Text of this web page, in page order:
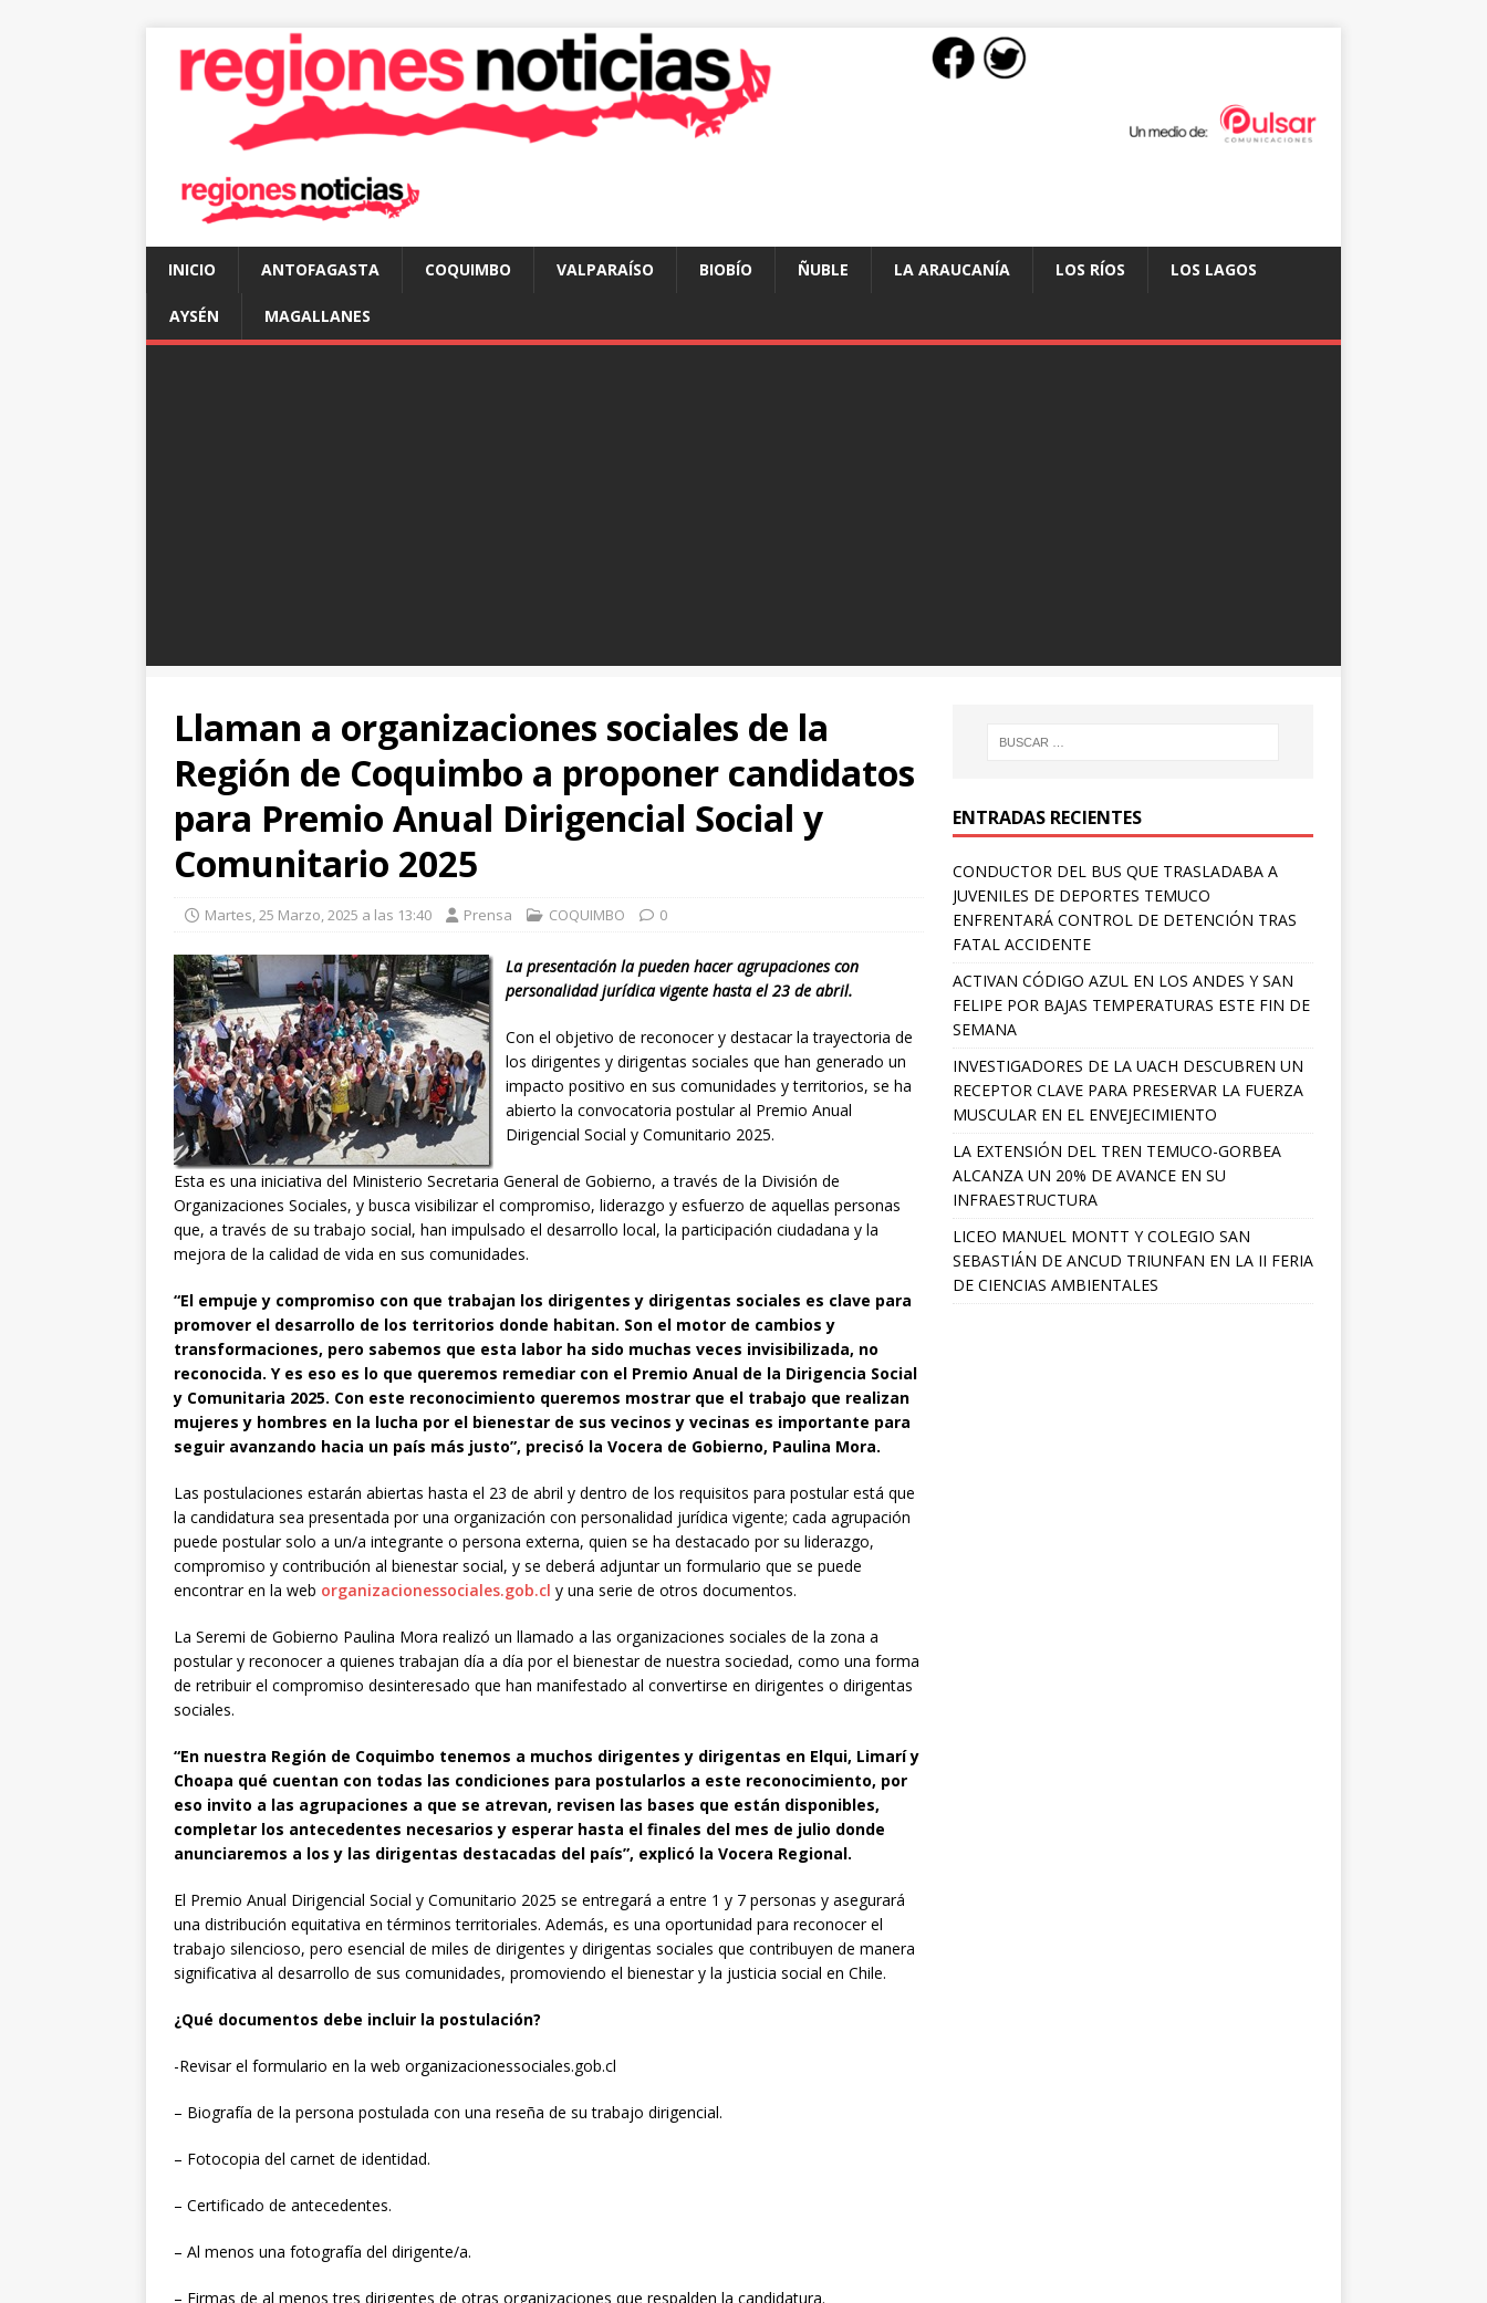
INICIO ANTOFAGASTA COQUIMBO VALPARAÍSO BIOBÍO ÑUBLE LA ARAUCANÍA LOS RÍOS LOS LAGOS
AYSÉN MAGALLANES
Llaman a organizaciones sociales de la
Región de Coquimbo a proponer candidatos
para Premio Anual Dirigencial Social y
Comunitario 2025
Martes, 25 Marzo, 2025 a las 13:40 Prensa COQUIMBO 0
La presentación la pueden hacer agrupaciones con
personalidad jurídica vigente hasta el 23 de abril.
Con el objetivo de reconocer y destacar la trayectoria de
los dirigentes y dirigentas sociales que han generado un
impacto positivo en sus comunidades y territorios, se ha
abierto la convocatoria postular al Premio Anual
Dirigencial Social y Comunitario 2025.
Esta es una iniciativa del Ministerio Secretaria General de Gobierno, a través de la División de
Organizaciones Sociales, y busca visibilizar el compromiso, liderazgo y esfuerzo de aquellas personas
que, a través de su trabajo social, han impulsado el desarrollo local, la participación ciudadana y la
mejora de la calidad de vida en sus comunidades.
“El empuje y compromiso con que trabajan los dirigentes y dirigentas sociales es clave para
promover el desarrollo de los territorios donde habitan. Son el motor de cambios y
transformaciones, pero sabemos que esta labor ha sido muchas veces invisibilizada, no
reconocida. Y es eso es lo que queremos remediar con el Premio Anual de la Dirigencia Social
y Comunitaria 2025. Con este reconocimiento queremos mostrar que el trabajo que realizan
mujeres y hombres en la lucha por el bienestar de sus vecinos y vecinas es importante para
seguir avanzando hacia un país más justo”, precisó la Vocera de Gobierno, Paulina Mora.
Las postulaciones estarán abiertas hasta el 23 de abril y dentro de los requisitos para postular está que
la candidatura sea presentada por una organización con personalidad jurídica vigente; cada agrupación
puede postular solo a un/a integrante o persona externa, quien se ha destacado por su liderazgo,
compromiso y contribución al bienestar social, y se deberá adjuntar un formulario que se puede
encontrar en la web organizacionessociales.gob.cl y una serie de otros documentos.
La Seremi de Gobierno Paulina Mora realizó un llamado a las organizaciones sociales de la zona a
postular y reconocer a quienes trabajan día a día por el bienestar de nuestra sociedad, como una forma
de retribuir el compromiso desinteresado que han manifestado al convertirse en dirigentes o dirigentas
sociales.
“En nuestra Región de Coquimbo tenemos a muchos dirigentes y dirigentas en Elqui, Limarí y
Choapa qué cuentan con todas las condiciones para postularlos a este reconocimiento, por
eso invito a las agrupaciones a que se atrevan, revisen las bases que están disponibles,
completar los antecedentes necesarios y esperar hasta el finales del mes de julio donde
anunciaremos a los y las dirigentas destacadas del país”, explicó la Vocera Regional.
El Premio Anual Dirigencial Social y Comunitario 2025 se entregará a entre 1 y 7 personas y asegurará
una distribución equitativa en términos territoriales. Además, es una oportunidad para reconocer el
trabajo silencioso, pero esencial de miles de dirigentes y dirigentas sociales que contribuyen de manera
significativa al desarrollo de sus comunidades, promoviendo el bienestar y la justicia social en Chile.
¿Qué documentos debe incluir la postulación?
-Revisar el formulario en la web organizacionessociales.gob.cl
– Biografía de la persona postulada con una reseña de su trabajo dirigencial.
– Fotocopia del carnet de identidad.
– Certificado de antecedentes.
– Al menos una fotografía del dirigente/a.
– Firmas de al menos tres dirigentes de otras organizaciones que respalden la candidatura.
ENTRADAS RECIENTES
CONDUCTOR DEL BUS QUE TRASLADABA A
JUVENILES DE DEPORTES TEMUCO
ENFRENTARÁ CONTROL DE DETENCIÓN TRAS
FATAL ACCIDENTE
ACTIVAN CÓDIGO AZUL EN LOS ANDES Y SAN
FELIPE POR BAJAS TEMPERATURAS ESTE FIN DE
SEMANA
INVESTIGADORES DE LA UACH DESCUBREN UN
RECEPTOR CLAVE PARA PRESERVAR LA FUERZA
MUSCULAR EN EL ENVEJECIMIENTO
LA EXTENSIÓN DEL TREN TEMUCO-GORBEA
ALCANZA UN 20% DE AVANCE EN SU
INFRAESTRUCTURA
LICEO MANUEL MONTT Y COLEGIO SAN
SEBASTIÁN DE ANCUD TRIUNFAN EN LA II FERIA
DE CIENCIAS AMBIENTALES